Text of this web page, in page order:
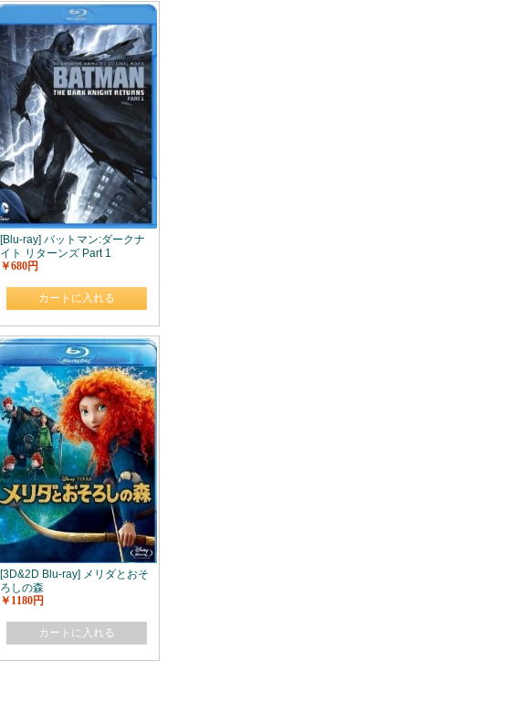
[Blu-ray] バットマン:ダークナ
イト リターンズ Part 1
￥680円
カートに入れる
[3D&2D Blu-ray] メリダとおそ
ろしの森
￥1180円
カートに入れる